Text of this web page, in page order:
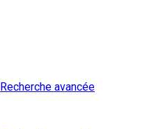
Recherche avancée